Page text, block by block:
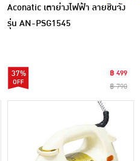
Aconatic เตาย่างไฟฟ้า ลายชินจัง
รุ่น AN-PSG1545
37%
฿ 499
฿ 790